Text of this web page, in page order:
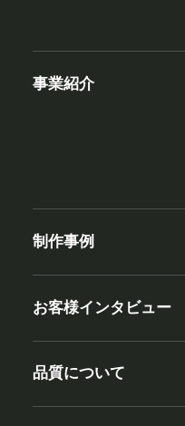
事業紹介
制作事例
お客様インタビュー
品質について